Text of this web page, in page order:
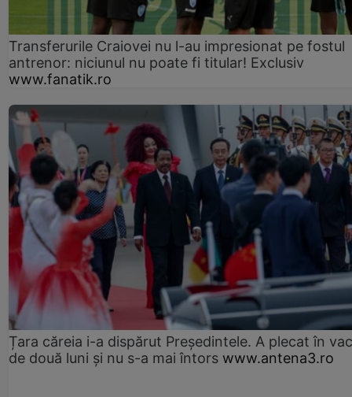
Transferurile Craiovei nu l-au impresionat pe fostul
antrenor: niciunul nu poate fi titular! Exclusiv
www.fanatik.ro
Țara căreia i-a dispărut Președintele. A plecat în
de două luni și nu s-a mai întors www.antena3.ro